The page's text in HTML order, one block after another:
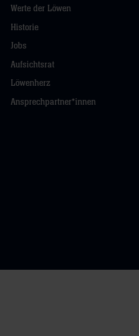
Werte der Löwen
Historie
Jobs
Aufsichtsrat
Löwenherz
Ansprechpartner*innen